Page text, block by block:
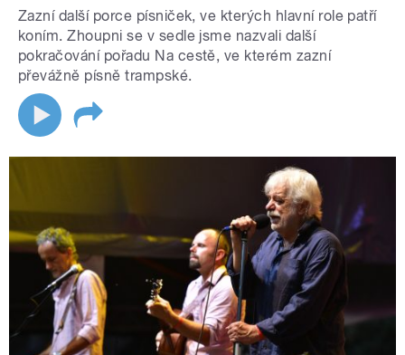
Zazní další porce písniček, ve kterých hlavní role patří
koním. Zhoupni se v sedle jsme nazvali další
pokračování pořadu Na cestě, ve kterém zazní
převážně písně trampské.